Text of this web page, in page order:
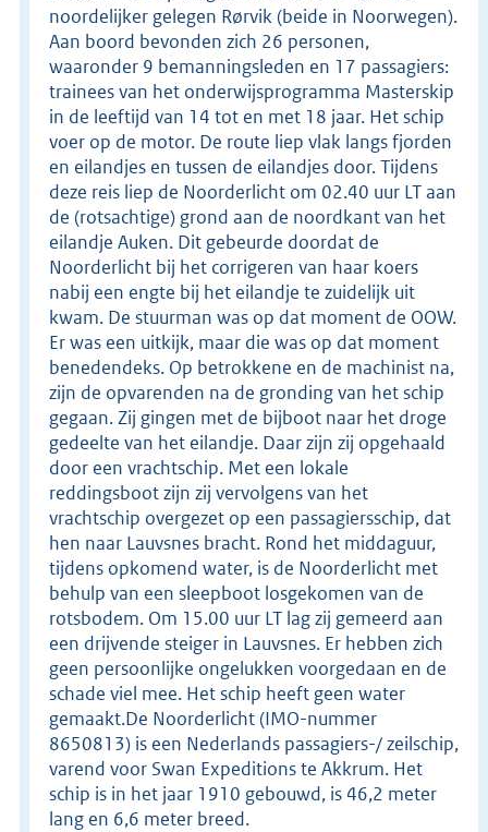
noordelijker gelegen Rørvik (beide in Noorwegen).
Aan boord bevonden zich 26 personen,
waaronder 9 bemanningsleden en 17 passagiers:
trainees van het onderwijsprogramma Masterskip
in de leeftijd van 14 tot en met 18 jaar. Het schip
voer op de motor. De route liep vlak langs fjorden
en eilandjes en tussen de eilandjes door. Tijdens
deze reis liep de Noorderlicht om 02.40 uur LT aan
de (rotsachtige) grond aan de noordkant van het
eilandje Auken. Dit gebeurde doordat de
Noorderlicht bij het corrigeren van haar koers
nabij een engte bij het eilandje te zuidelijk uit
kwam. De stuurman was op dat moment de OOW.
Er was een uitkijk, maar die was op dat moment
benedendeks. Op betrokkene en de machinist na,
zijn de opvarenden na de gronding van het schip
gegaan. Zij gingen met de bijboot naar het droge
gedeelte van het eilandje. Daar zijn zij opgehaald
door een vrachtschip. Met een lokale
reddingsboot zijn zij vervolgens van het
vrachtschip overgezet op een passagiersschip, dat
hen naar Lauvsnes bracht. Rond het middaguur,
tijdens opkomend water, is de Noorderlicht met
behulp van een sleepboot losgekomen van de
rotsbodem. Om 15.00 uur LT lag zij gemeerd aan
een drijvende steiger in Lauvsnes. Er hebben zich
geen persoonlijke ongelukken voorgedaan en de
schade viel mee. Het schip heeft geen water
gemaakt.De Noorderlicht (IMO-nummer
8650813) is een Nederlands passagiers-/ zeilschip,
varend voor Swan Expeditions te Akkrum. Het
schip is in het jaar 1910 gebouwd, is 46,2 meter
lang en 6,6 meter breed.